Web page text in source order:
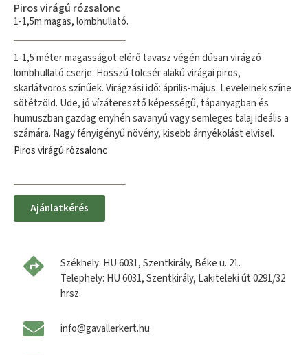
Piros virágú rózsalonc
1-1,5m magas, lombhullató.
1-1,5 méter magasságot elérő tavasz végén dúsan virágzó
lombhullató cserje. Hosszú tölcsér alakú virágai piros,
skarlátvörös színűek. Virágzási idő: április-május. Leveleinek színe
sötétzöld. Üde, jó vízáteresztő képességű, tápanyagban és
humuszban gazdag enyhén savanyú vagy semleges talaj ideális a
számára. Nagy fényigényű növény, kisebb árnyékolást elvisel.
Piros virágú rózsalonc
Ajánlatkérés
Székhely: HU 6031, Szentkirály, Béke u. 21.
Telephely: HU 6031, Szentkirály, Lakiteleki út 0291/32
hrsz.
info@gavallerkert.hu